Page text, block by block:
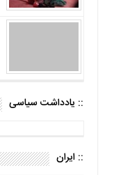
:: یادداشت سیاسی
:: ایران